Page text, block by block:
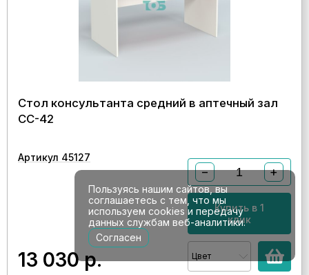
Стол консультанта средний в аптечный зал
СС-42
Артикул 45127
13 030р.
− +
Купить в 1
клик
Цвет
Пользуясь нашим сайтов, вы
соглашаетесь с тем, что мы
используем cookies и передачу
данных службам веб-аналитики.
Согласен